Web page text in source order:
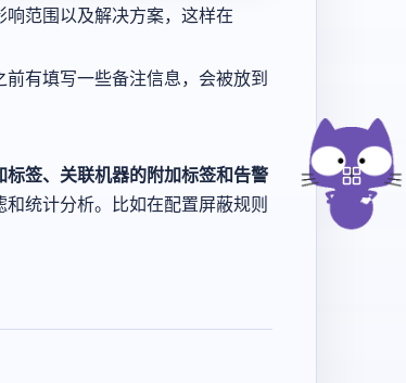
范围以及解决方案，这样在
有填写一些备注信息，会被放到
签、关联机器的附加标签和告警
统计分析。比如在配置屏蔽规则